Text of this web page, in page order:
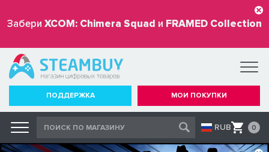
Забери XCOM: Chimera Squad и FRAMED Collection
бесплатно
ПОДДЕРЖКА МОИ ПОКУПКИ
RUB 0